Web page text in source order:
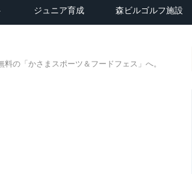
ジュニア育成 森ビルゴルフ施設
の「かさまスポーツ＆フードフェス」へ。